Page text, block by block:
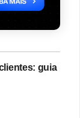
guia